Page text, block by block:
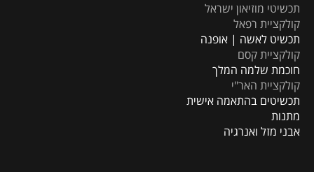
תכשיטי מוזיאון ישראל
קולקציית רפאל
תכשיט לאשה | אופנה
קולקציית קסם
חוכמת שלמה המלך
קולקציית האר"י
תכשיטים בהתאמה אישית
מתנות
אבני מזל ואנרגיה